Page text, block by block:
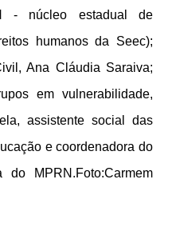
- núcleo estadual de
humanos da Seec);
Ana Cláudia Saraiva;
em vulnerabilidade,
assistente social das
e coordenadora do
do MPRN.Foto:Carmem